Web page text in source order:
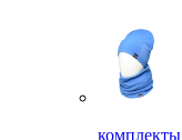
комплекты